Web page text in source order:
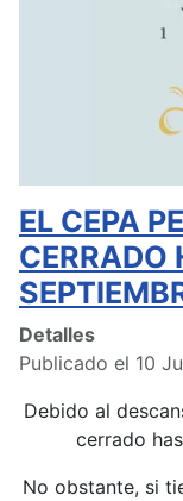
EL CEPA
CERRADO
Detalles
Publicado el 10
Debido al
cerrado
No obstante, si